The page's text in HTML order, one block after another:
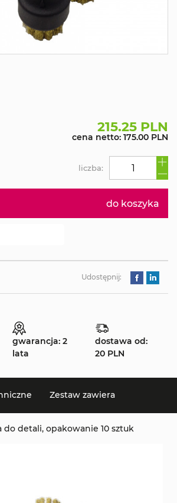
215.25 PLN
cena netto: 175.00 PLN
do koszyka
liczba:
Udostępnij:
gwarancja: 2
lata
dostawa od:
20 PLN
Zestaw zawiera
do detali, opakowanie 10 sztuk